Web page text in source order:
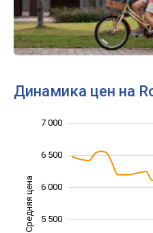
Динамика цен на
Средняя цена 5 500
6 000
6 500
7 000